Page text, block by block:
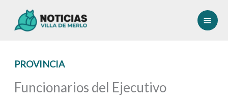
PROVINCIA
Funcionarios del Ejecutivo